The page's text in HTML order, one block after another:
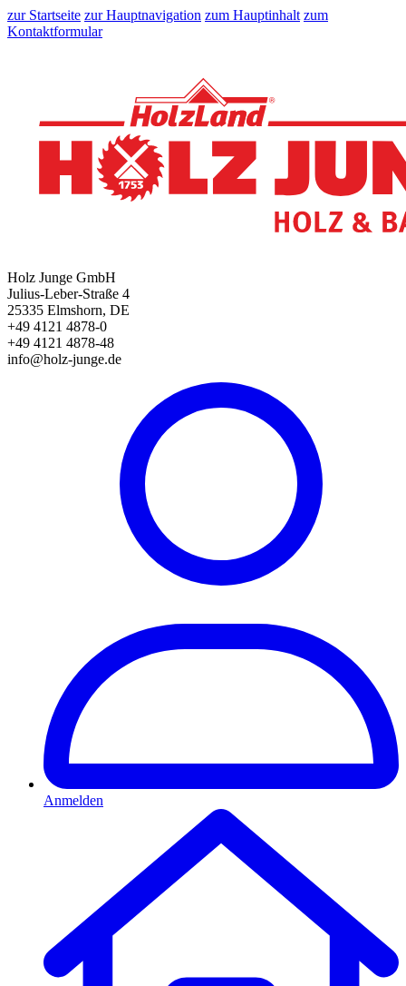
zur Startseite zur Hauptnavigation zum Hauptinhalt zum
Kontaktformular
Holz Junge GmbH
Julius-Leber-Straße 4
25335 Elmshorn, DE
+49 4121 4878-0
+49 4121 4878-48
info@holz-junge.de
Anmelden